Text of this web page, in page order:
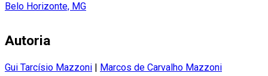
Belo Horizonte, MG
Autoria
Gui Tarcísio Mazzoni Marcos de Carvalho Mazzoni